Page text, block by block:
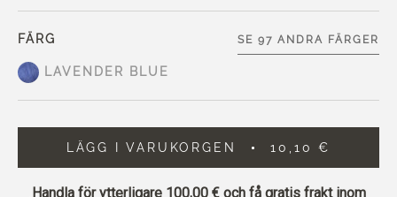
FÄRG
LAVENDER BLUE
SE 97 ANDRA FÄRGER
LÄGG I VARUKORGEN 10,10 €
Handla för ytterligare 100,00 €och få gratis frakt inom